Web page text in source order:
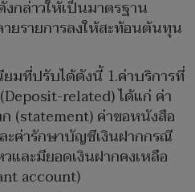
กล่าวให้เป็นมาตรฐาน
ยรายการลงให้สะท้อนต้นทุน
ยมที่ปรับได้ดังนี้ 1.ค่าบริการที่
related) ได้แก่ ค่า
(statement) ค่าขอหนังสือ
ะค่ารักษาบัญชีเงินฝากกรณี
และมียอดเงินฝากคงเหลือ
account)